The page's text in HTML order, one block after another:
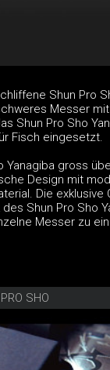
Shun Pro
Messer
Shun Pro Sho
Fisch eingesetzt.
Yanagiba gross
Design mit
Die exklusive
Shun Pro Sho
Messer zu
SHO